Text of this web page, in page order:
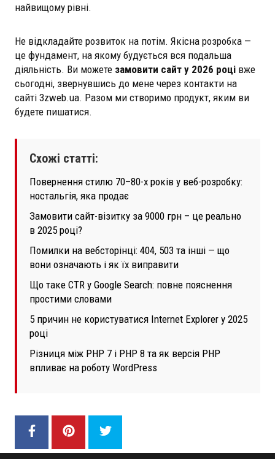
найвищому рівні.
Не відкладайте розвиток на потім. Якісна розробка —
це фундамент, на якому будується вся подальша
діяльність. Ви можете замовити сайт у 2026 році вже
сьогодні, звернувшись до мене через контакти на
сайті 3zweb.ua. Разом ми створимо продукт, яким ви
будете пишатися.
Схожі статті:
Повернення стилю 70–80-х років у веб-розробку:
ностальгія, яка продає
Замовити сайт-візитку за 9000 грн – це реально
в 2025 році?
Помилки на вебсторінці: 404, 503 та інші — що
вони означають і як їх виправити
Що таке CTR у Google Search: повне пояснення
простими словами
5 причин не користуватися Internet Explorer у 2025
році
Різниця між PHP 7 і PHP 8 та як версія PHP
впливає на роботу WordPress